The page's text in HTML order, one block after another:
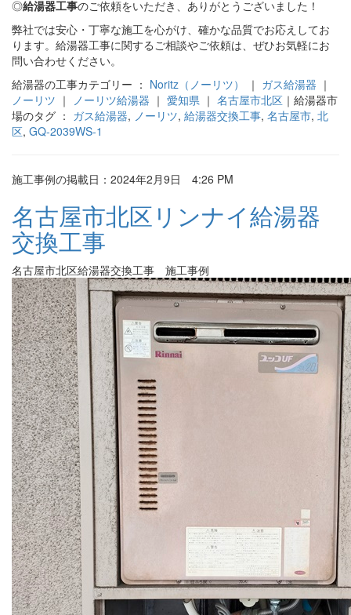
◎給湯器工事のご依頼をいただき、ありがとうございました！
弊社では安心・丁寧な施工を心がけ、確かな品質でお応えしてお
ります。給湯器工事に関するご相談やご依頼は、ぜひお気軽にお
問い合わせください。
給湯器の工事カテゴリー ： Noritz（ノーリツ） ｜ ガス給湯器 ｜
ノーリツ ｜ ノーリツ給湯器 ｜ 愛知県 ｜ 名古屋市北区 ｜給湯器市
場のタグ ： ガス給湯器, ノーリツ, 給湯器交換工事, 名古屋市, 北
区, GQ-2039WS-1
施工事例の掲載日：2024年2月9日 4:26 PM
名古屋市北区リンナイ給湯器
交換工事
名古屋市北区給湯器交換工事 施工事例